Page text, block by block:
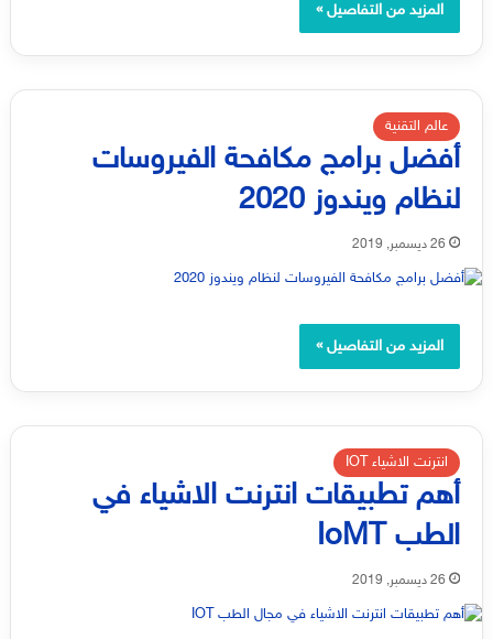
المزيد من التفاصيل »
عالم التقنية
أفضل برامج مكافحة الفيروسات
لنظام ويندوز 2020
26 ديسمبر, 2019
المزيد من التفاصيل »
انترنت الاشياء IOT
أهم تطبيقات انترنت الاشياء في
الطب IoMT
26 ديسمبر, 2019